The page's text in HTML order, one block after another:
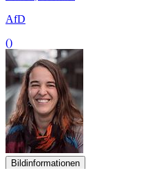
AfD
()
Bildinformationen